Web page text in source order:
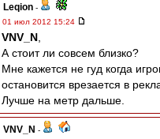
Leqion -
01 июл 2012 15:24
VNV_N
А стоит ли совсем близко?
Мне кажется не гуд когда
остановится врезается в
Лучше на метр дальше.
VNV_N -